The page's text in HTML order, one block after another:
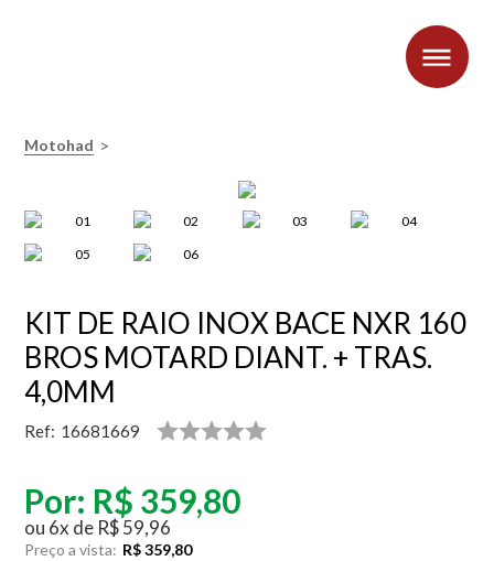
Motohad >
KIT DE RAIO INOX BACE NXR 160
BROS MOTARD DIANT. + TRAS.
4,0MM
Ref: 16681669
Por: R$ 359,80
ou 6x de R$ 59,96
Preço a vista: R$ 359,80